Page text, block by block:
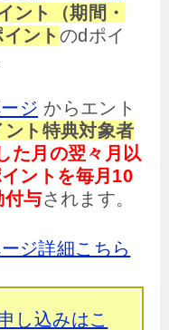
ント（期間・
ント のdポイ
ジ からエント
ント特典対象者
た月の翌々月以
ントを毎月10
付与されます。
ジ詳細こちら
し込みはこ